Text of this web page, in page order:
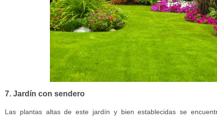
7. Jardín con sendero
Las plantas altas de este jardín y bien establecidas se